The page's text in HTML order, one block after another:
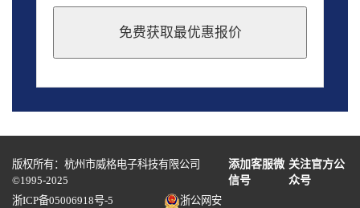
免费获取最优惠报价
should
blank
版权所有：杭州市威格电子科技有限公司
©1995-2025
添加客服微
信号
关注官方公
众号
浙ICP备05006918号-5
浙公网安